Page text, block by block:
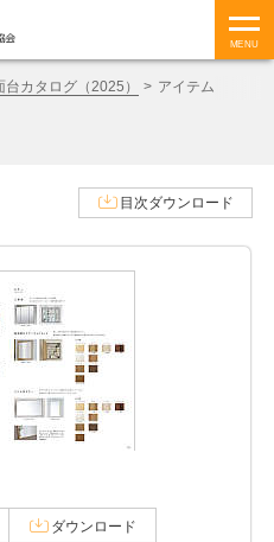
MENU
カタログ（2025） アイテム
目次ダウンロード
ダウンロード